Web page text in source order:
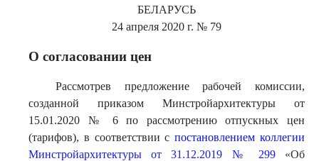
БЕЛАРУСЬ
24 апреля 2020 г. № 79
О согласовании цен
Рассмотрев предложение рабочей комиссии,
созданной приказом Минстройархитектуры от
15.01.2020 № 6 по рассмотрению отпускных цен
(тарифов), в соответствии спостановлением коллегии
Минстройархитектуры от 31.12.2019 № 299«Об